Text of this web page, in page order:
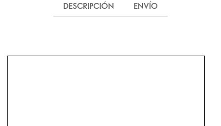
DESCRIPCIÓN ENVÍO